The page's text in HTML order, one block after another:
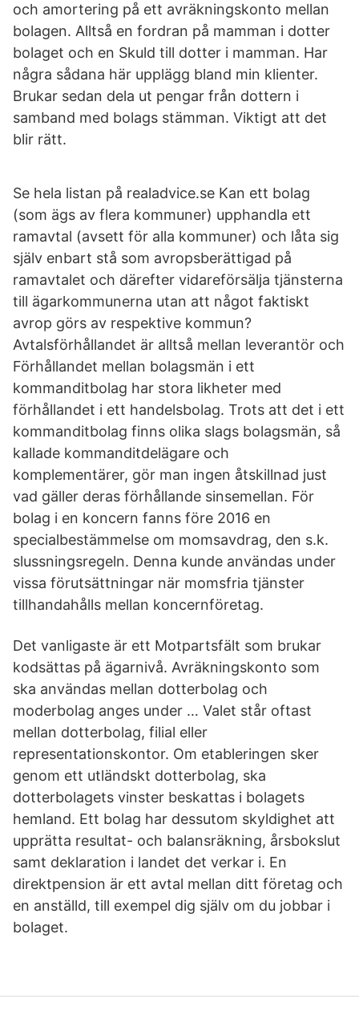
och amortering på ett avräkningskonto mellan
bolagen. Alltså en fordran på mamman i dotter
bolaget och en Skuld till dotter i mamman. Har
några sådana här upplägg bland min klienter.
Brukar sedan dela ut pengar från dottern i
samband med bolags stämman. Viktigt att det
blir rätt.
Se hela listan på realadvice.se Kan ett bolag
(som ägs av flera kommuner) upphandla ett
ramavtal (avsett för alla kommuner) och låta sig
själv enbart stå som avropsberättigad på
ramavtalet och därefter vidareförsälja tjänsterna
till ägarkommunerna utan att något faktiskt
avrop görs av respektive kommun?
Avtalsförhållandet är alltså mellan leverantör och
Förhållandet mellan bolagsmän i ett
kommanditbolag har stora likheter med
förhållandet i ett handelsbolag. Trots att det i ett
kommanditbolag finns olika slags bolagsmän, så
kallade kommanditdelägare och
komplementärer, gör man ingen åtskillnad just
vad gäller deras förhållande sinsemellan. För
bolag i en koncern fanns före 2016 en
specialbestämmelse om momsavdrag, den s.k.
slussningsregeln. Denna kunde användas under
vissa förutsättningar när momsfria tjänster
tillhandahålls mellan koncernföretag.
Det vanligaste är ett Motpartsfält som brukar
kodsättas på ägarnivå. Avräkningskonto som
ska användas mellan dotterbolag och
moderbolag anges under … Valet står oftast
mellan dotterbolag, filial eller
representationskontor. Om etableringen sker
genom ett utländskt dotterbolag, ska
dotterbolagets vinster beskattas i bolagets
hemland. Ett bolag har dessutom skyldighet att
upprätta resultat- och balansräkning, årsbokslut
samt deklaration i landet det verkar i. En
direktpension är ett avtal mellan ditt företag och
en anställd, till exempel dig själv om du jobbar i
bolaget.